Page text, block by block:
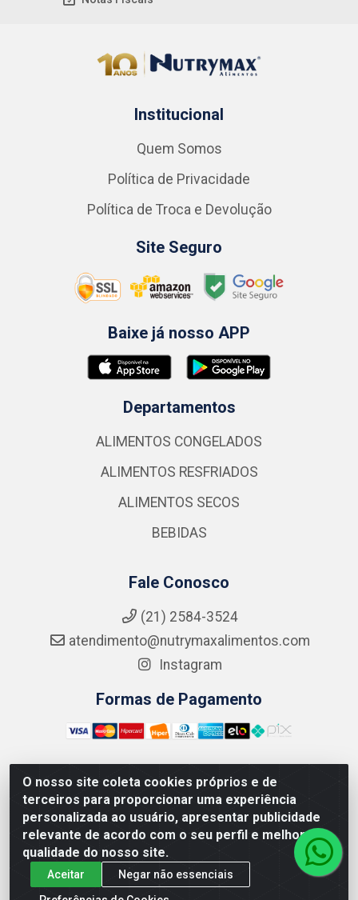
O nosso site coleta cookies próprios e de
terceiros para proporcionar uma experiência
personalizada ao usuário, apresentar publicidade
relevante de acordo com o seu perfil e melhorar a
qualidade do nosso site.
Aceitar
Negar não essenciais
Institucional
Quem Somos
Política de Privacidade
Política de Troca e Devolução
Site Seguro
Baixe já nosso APP
Departamentos
ALIMENTOS CONGELADOS
ALIMENTOS RESFRIADOS
ALIMENTOS SECOS
BEBIDAS
Fale Conosco
(21) 2584-3524
atendimento@nutrymaxalimentos.com
Instagram
Formas de Pagamento
NUTRY MAX COMÉRCIO DE PRODUTOS ALIMENTICIOS
LTDA - RUA DO FEIJÃO, 721 PENHA CIRCULAR/RJ -
CNPJ: 15.796.122/0001-03